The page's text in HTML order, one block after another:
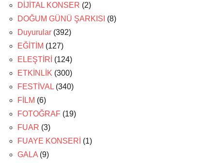
DİJİTAL KONSER (2)
DOĞUM GÜNÜ ŞARKISI (8)
Duyurular (392)
EĞİTİM (127)
ELEŞTİRİ (124)
ETKİNLİK (300)
FESTİVAL (340)
FİLM (6)
FOTOĞRAF (19)
FUAR (3)
FUAYE KONSERİ (1)
GALA (9)